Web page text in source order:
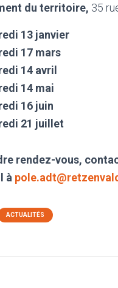
du territoire, 35
13 janvier
17 mars
14 avril
14 mai
16 juin
21 juillet
rendez-vous,
à
ACTUALITÉS